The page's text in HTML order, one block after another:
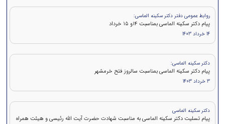
روابط عمومی دفتر دکتر سکینه الماسی:
پيام دكتر سکینه الماسی بمناسبت ۱۴و ۱۵ خرداد
14 خرداد 1403
دکتر سکینه الماسی:
پیام دکتر سکینه الماسی بمناسبت سالروز فتح خرمشهر
3 خرداد 1403
دکتر سکینه الماسی
پیام تسلیت دکتر سکینه الماسی به مناسبت شهادت حضرت آیت الله رئیسی و هیئت همراه